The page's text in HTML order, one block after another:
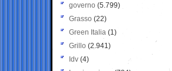
governo (5.799)
Grasso (22)
Green Italia (1)
Grillo (2.941)
Idv (4)